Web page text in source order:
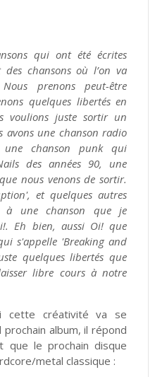
qui ont été écrites
chansons où l’on va
prenons peut-être
quelques libertés en
voulions juste sortir un
avons une chanson radio
une chanson punk qui
des années 90, une
nous venons de sortir.
et quelques autres
à une chanson que je
Eh bien, aussi Oi! que
s'appelle 'Breaking and
quelques libertés que
libre cours à notre
cette créativité va se
album, il répond
que le prochain disque
metal classique :